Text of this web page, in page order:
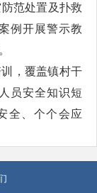
范处置及扑救
例开展警示教
，覆盖镇村干
员安全知识短
全、个个会应